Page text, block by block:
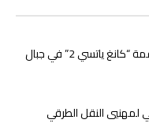
يوسف التازي يحقق إنجازًا تاريخيًا ببلوغ قمة “كانغ ياتسي 2” في جبال
لمهنيي النقل الطرقي